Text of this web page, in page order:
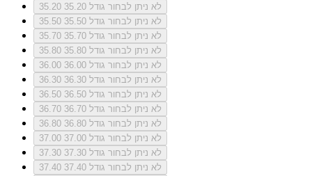
35.20
לא ניתן לבחור גודל 35.20
35.50
לא ניתן לבחור גודל 35.50
35.70
לא ניתן לבחור גודל 35.70
35.80
לא ניתן לבחור גודל 35.80
36.00
לא ניתן לבחור גודל 36.00
36.30
לא ניתן לבחור גודל 36.30
36.50
לא ניתן לבחור גודל 36.50
36.70
לא ניתן לבחור גודל 36.70
36.80
לא ניתן לבחור גודל 36.80
37.00
לא ניתן לבחור גודל 37.00
37.30
לא ניתן לבחור גודל 37.30
37.40
לא ניתן לבחור גודל 37.40